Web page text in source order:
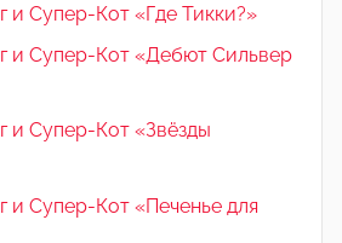
и Супер-Кот «Где Тикки?»
и Супер-Кот «Дебют Сильвер
и Супер-Кот «Звёзды
и Супер-Кот «Печенье для